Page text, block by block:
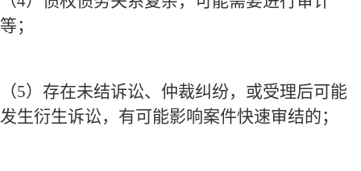
等；
（5）存在未结诉讼、仲裁纠纷，或受理后可能
发生衍生诉讼，有可能影响案件快速审结的；